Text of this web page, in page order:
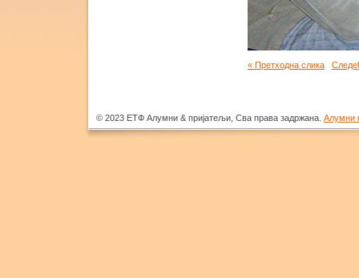
« Претходна слика
© 2023 ЕТФ Алумни & пријатељи, Сва права задржана. Алумни